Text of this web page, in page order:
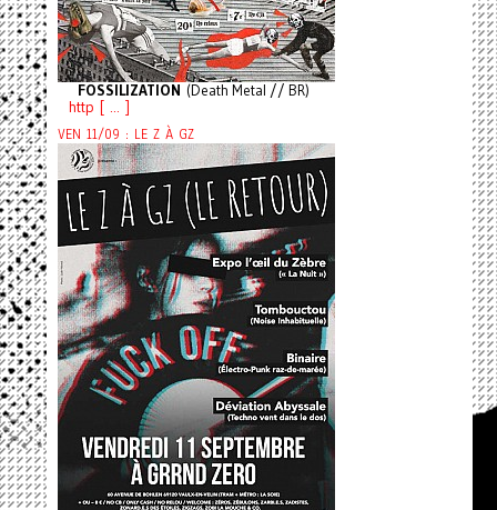
FOSSILIZATION (Death Metal // BR)
http [ ... ]
VEN 11/09 : LE Z À GZ